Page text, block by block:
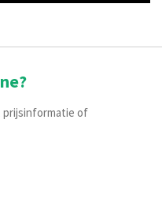
prijsinformatie of